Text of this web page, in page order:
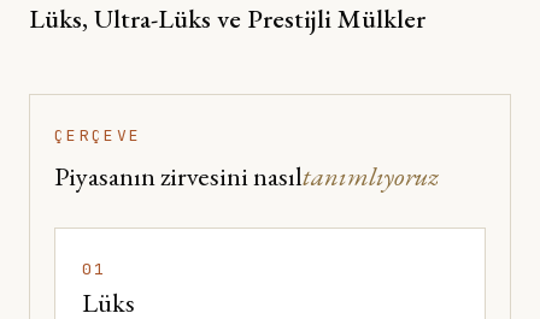
Lüks, Ultra-Lüks ve Prestijli Mülkler
ÇERÇEVE
Piyasanın zirvesini nasıltanımlıyoruz
01
Lüks